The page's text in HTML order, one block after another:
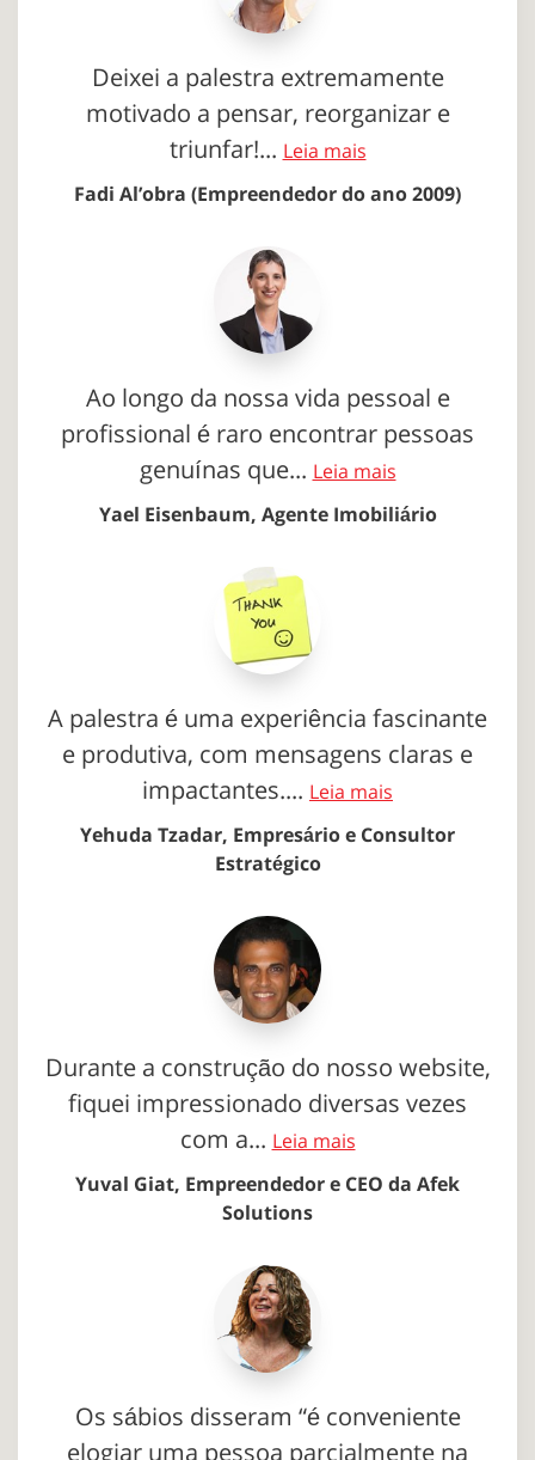
Deixei a palestra extremamente
motivado a pensar, reorganizar e
triunfar!... Leia mais
Fadi Al’obra (Empreendedor do ano 2009)
Ao longo da nossa vida pessoal e
profissional é raro encontrar pessoas
genuínas que... Leia mais
Yael Eisenbaum, Agente Imobiliário
A palestra é uma experiência fascinante
e produtiva, com mensagens claras e
impactantes.... Leia mais
Yehuda Tzadar, Empresário e Consultor
Estratégico
Durante a construção do nosso website,
fiquei impressionado diversas vezes
com a... Leia mais
Yuval Giat, Empreendedor e CEO da Afek
Solutions
Os sábios disseram “é conveniente
elogiar uma pessoa parcialmente na